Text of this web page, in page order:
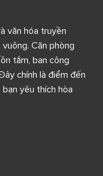
văn hóa truyền
Căn phòng
tắm, ban công
chính là điểm đến
yêu thích hòa